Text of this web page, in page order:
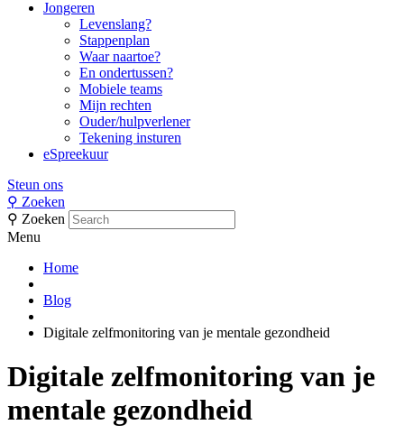
Jongeren
Levenslang?
Stappenplan
Waar naartoe?
En ondertussen?
Mobiele teams
Mijn rechten
Ouder/hulpverlener
Tekening insturen
eSpreekuur
Steun ons
⚲ Zoeken
⚲ Zoeken
Menu
Home
Blog
Digitale zelfmonitoring van je mentale gezondheid
Digitale zelfmonitoring van je
mentale gezondheid